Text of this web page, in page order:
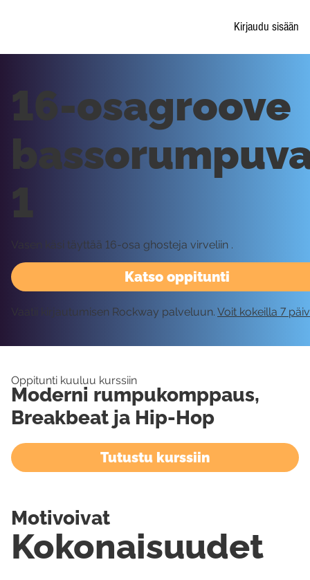
Kirjaudu sisään
Katso oppitunti
16-osagroove
1
Vasen käsi täyttää 16-osa ghosteja virveliin .
Vaatii kirjautumisen Rockway palveluun. Voit kokeilla 7
Oppitunti kuuluu kurssiin
Moderni rumpukomppaus,
Breakbeat ja Hip-Hop
Tutustu kurssiin
Kokonaisuudet
Motivoivat